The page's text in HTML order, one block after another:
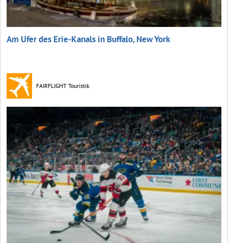
Am Ufer des Erie-Kanals in Buffalo, New York
FAIRFLIGHT Touristik